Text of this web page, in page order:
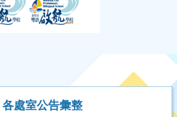
各處室公告彙整